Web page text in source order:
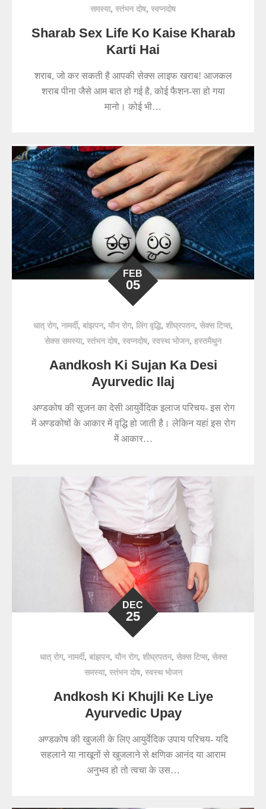
समस्या, स्तंभन दोष, स्वप्नदोष
Sharab Sex Life Ko Kaise Kharab
Karti Hai
शराब, जो कर सकती है आपकी सेक्स लाइफ खराब! आजकल
शराब पीना जैसे आम बात हो गई है, कोई फैशन-सा हो गया
मानो। कोई भी…
FEB
05
धात् रोग, नामर्दी, बांझपन, यौन रोग, लिंग वृद्धि, शीघ्रपतन, सेक्स टिप्स,
सेक्स समस्या, स्तंभन दोष, स्वप्नदोष, स्वस्थ भोजन, हस्तमैथुन
Aandkosh Ki Sujan Ka Desi
Ayurvedic Ilaj
अण्डकोष की सूजन का देसी आयुर्वेदिक इलाज परिचय- इस रोग
में अण्डकोषों के आकार में वृद्धि हो जाती है। लेकिन यहां इस रोग
में आकार…
DEC
25
धात् रोग, नामर्दी, बांझपन, यौन रोग, शीघ्रपतन, सेक्स टिप्स, सेक्स
समस्या, स्तंभन दोष, स्वस्थ भोजन
Andkosh Ki Khujli Ke Liye
Ayurvedic Upay
अण्डकोष की खुजली के लिए आयुर्वेदिक उपाय परिचय- यदि
सहलाने या नाखूनों से खुजलाने से क्षणिक आनंद या आराम
अनुभव हो तो त्वचा के उस…